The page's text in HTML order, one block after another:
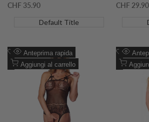
Prezzo
CHF 35.90
Default Title
Prezzo
CHF 29.90
Aggiungi
alla
Aggiungi
confronto
Anteprima rapida
Aggiungi al carrello
alla
desideri